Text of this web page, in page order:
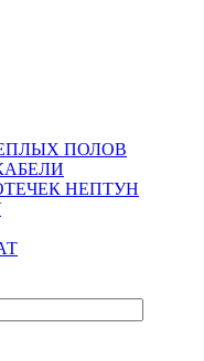
ПОЛОВ
НЕПТУН